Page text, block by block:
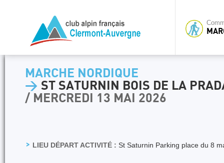
MARCHE NORDIQUE
> ST SATURNIN BOIS DE LA
/ MERCREDI 13 MAI 2026
LIEU DÉPART ACTIVITÉ : St Saturnin Parking place du 8